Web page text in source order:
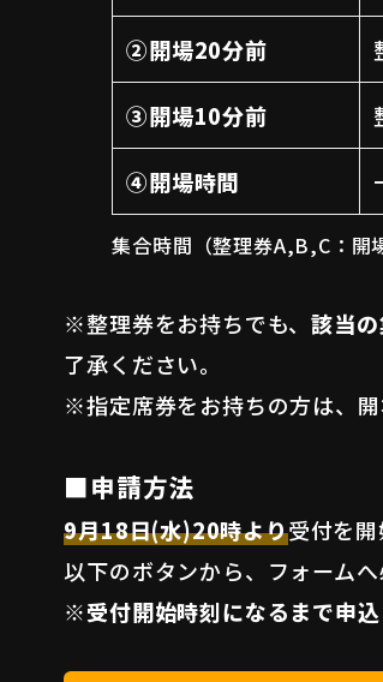
②開場20分前
③開場10分前
④開場時間
集合時間（整理券A,B,C：
※整理券をお持ちでも、該当
了承ください。
※指定席券をお持ちの方は、開
■申請方法
9月18日(水)20時より受付を開
以下のボタンから、フォーム
※受付開始時刻になるまで申込